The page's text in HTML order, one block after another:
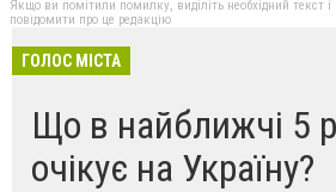
Якщо ви помітили помилку, виділіть необхідний текст
повідомити про це редакцію
ГОЛОС МІСТА
Що в найближчі 5
очікує на Україну?